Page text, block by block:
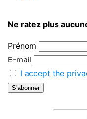
Ne ratez plus
Prénom
E-mail
I accept the